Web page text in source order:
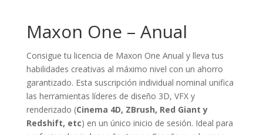
Maxon One – Anual
Consigue tu licencia de Maxon One Anual y lleva tus
habilidades creativas al máximo nivel con un ahorro
garantizado. Esta suscripción individual nominal unifica
las herramientas líderes de diseño 3D, VFX y
renderizado (Cinema 4D, ZBrush, Red Giant y
Redshift, etc) en un único inicio de sesión. Ideal para